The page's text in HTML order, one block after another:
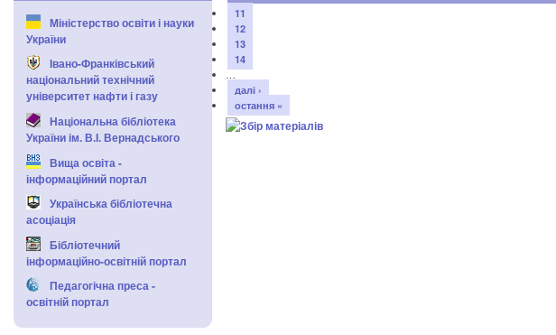
Міністерство освіти і науки
України
Івано-Франківський
національний технічний
університет нафти і газу
Національна бібліотека
України ім. В.І. Вернадського
Вища освіта -
інформаційний портал
Українська бібліотечна
асоціація
Бібліотечний
інформаційно-освітній портал
Педагогічна преса -
освітній портал
11
12
13
14
…
далі ›
остання »